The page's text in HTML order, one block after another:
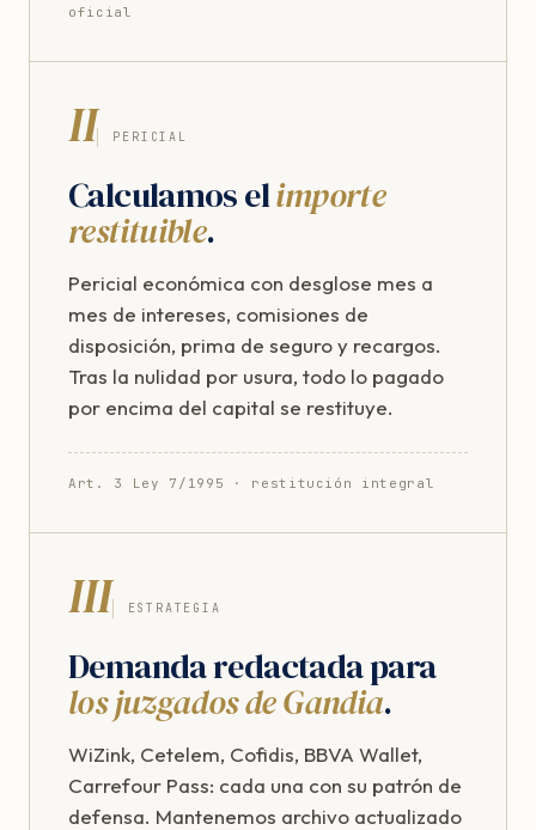
oficial
II PERICIAL
Calculamos elimporte
restituible.
Pericial económica con desglose mes a
mes de intereses, comisiones de
disposición, prima de seguro y recargos.
Tras la nulidad por usura, todo lo pagado
por encima del capital se restituye.
Art. 3 Ley 7/1995 · restitución integral
III ESTRATEGIA
Demanda redactada para
los juzgados de Gandia.
WiZink, Cetelem, Cofidis, BBVA Wallet,
Carrefour Pass: cada una con su patrón de
defensa. Mantenemos archivo actualizado